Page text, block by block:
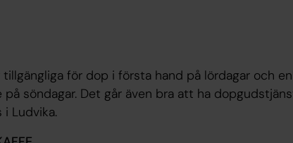
tillgängliga för dop i första hand på lördagar och
på söndagar. Det går även bra att ha
i Ludvika.